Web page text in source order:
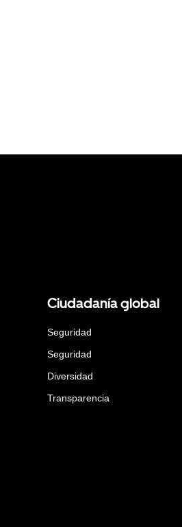
Ciudadanía global
Seguridad
Seguridad
Diversidad
Transparencia